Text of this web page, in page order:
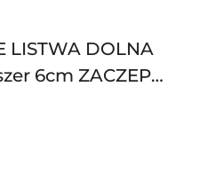
LISTWA DOLNA
6cm ZACZEP